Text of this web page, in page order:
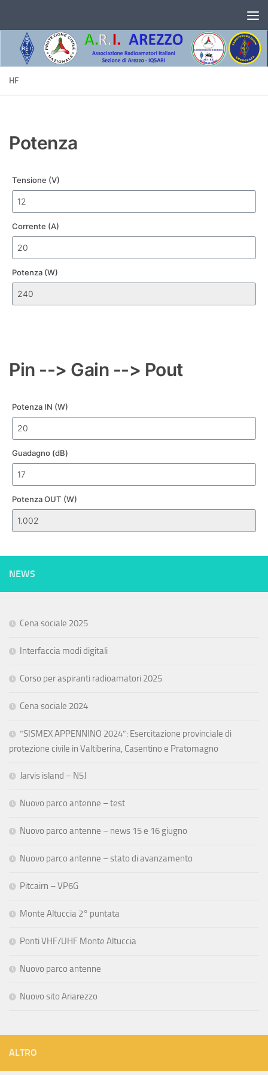
HF
Potenza
Tensione (V)
Corrente (A)
Potenza (W)
Pin --> Gain --> Pout
Potenza IN (W)
Guadagno (dB)
Potenza OUT (W)
NEWS
Cena sociale 2025
Interfaccia modi digitali
Corso per aspiranti radioamatori 2025
Cena sociale 2024
“SISMEX APPENNINO 2024”: Esercitazione provinciale di
protezione civile in Valtiberina, Casentino e Pratomagno
Jarvis island – N5J
Nuovo parco antenne – test
Nuovo parco antenne – news 15 e 16 giugno
Nuovo parco antenne – stato di avanzamento
Pitcairn – VP6G
Monte Altuccia 2° puntata
Ponti VHF/UHF Monte Altuccia
Nuovo parco antenne
Nuovo sito Ariarezzo
ALTRO